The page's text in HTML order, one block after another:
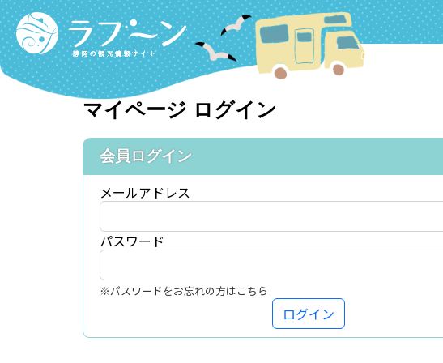
Labooon
マイページ ログイン
会員ログイン
メールアドレス
パスワード
※パスワードをお忘れの方はこちら
ログイン